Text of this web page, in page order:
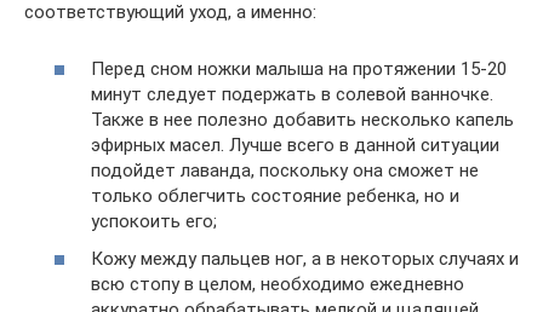
соответствующий уход, а именно:
Перед сном ножки малыша на протяжении 15-20
минут следует подержать в солевой ванночке.
Также в нее полезно добавить несколько капель
эфирных масел. Лучше всего в данной ситуации
подойдет лаванда, поскольку она сможет не
только облегчить состояние ребенка, но и
успокоить его;
Кожу между пальцев ног, а в некоторых случаях и
всю стопу в целом, необходимо ежедневно